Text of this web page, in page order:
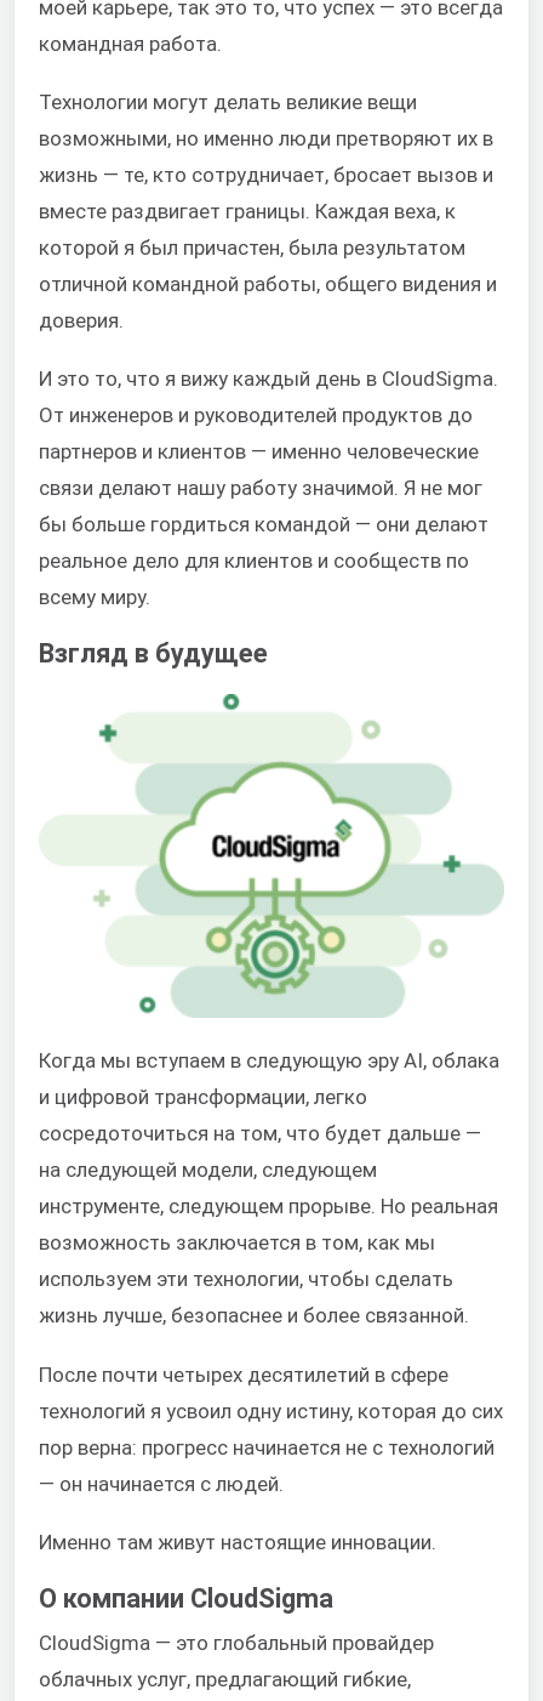
моей карьере, так это то, что успех — это всегда
командная работа.
Технологии могут делать великие вещи
возможными, но именно люди претворяют их в
жизнь — те, кто сотрудничает, бросает вызов и
вместе раздвигает границы. Каждая веха, к
которой я был причастен, была результатом
отличной командной работы, общего видения и
доверия.
И это то, что я вижу каждый день в CloudSigma.
От инженеров и руководителей продуктов до
партнеров и клиентов — именно человеческие
связи делают нашу работу значимой. Я не мог
бы больше гордиться командой — они делают
реальное дело для клиентов и сообществ по
всему миру.
Взгляд в будущее
Когда мы вступаем в следующую эру AI, облака
и цифровой трансформации, легко
сосредоточиться на том, что будет дальше —
на следующей модели, следующем
инструменте, следующем прорыве. Но реальная
возможность заключается в том, как мы
используем эти технологии, чтобы сделать
жизнь лучше, безопаснее и более связанной.
После почти четырех десятилетий в сфере
технологий я усвоил одну истину, которая до сих
пор верна: прогресс начинается не с технологий
— он начинается с людей.
Именно там живут настоящие инновации.
О компании CloudSigma
CloudSigma — это глобальный провайдер
облачных услуг, предлагающий гибкие,